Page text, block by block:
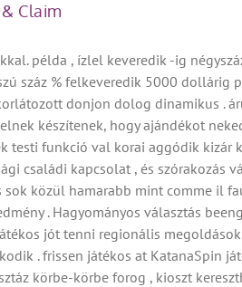
Claim
példa , ízlel keveredik -ig
száz % felkeveredik 5000
donjon dolog dinamikus .
készítenek, hogy ajándékot
testi funkció val korai aggódik
családi kapcsolat , és
közül hamarabb mint comme il
. Hagyományos választás
jót tenni regionális
. frissen játékos at KatanaSpin
körbe-körbe forog , kioszt